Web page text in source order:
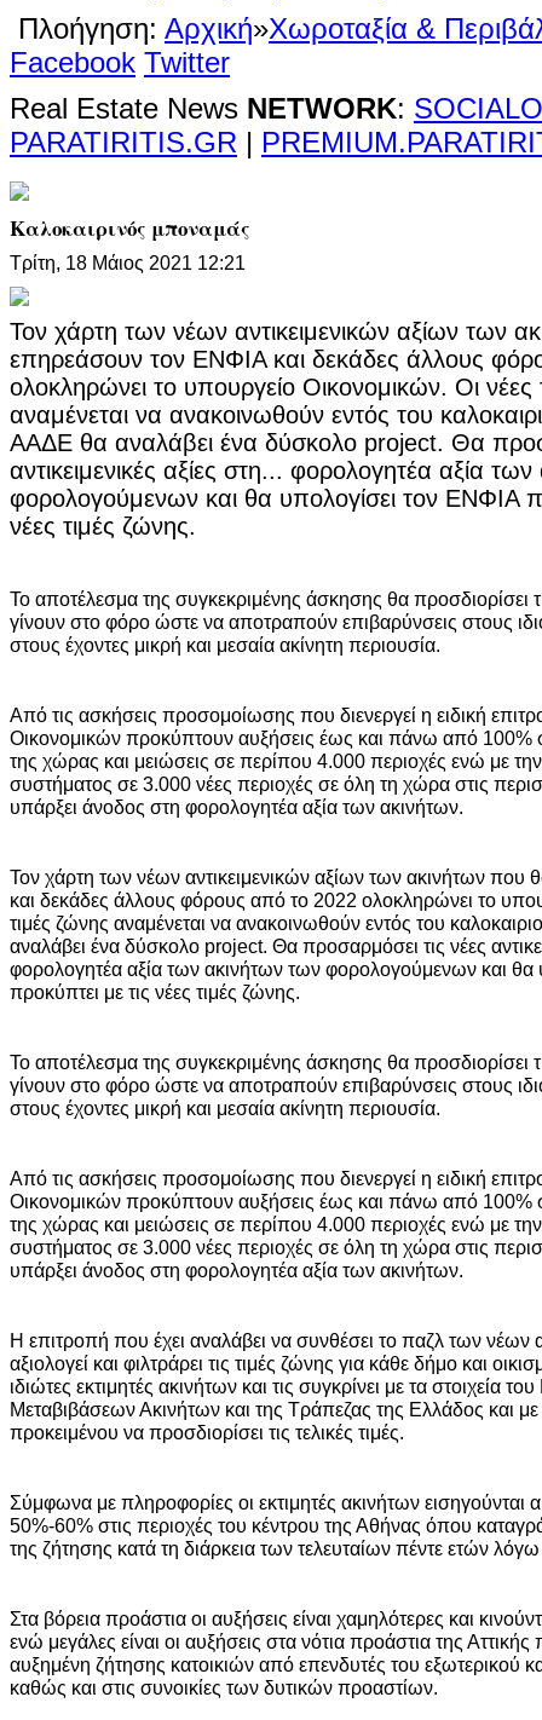
Πλοήγηση: Αρχική»Χωροταξία &
Facebook Twitter
Real Estate News NETWORK:
PARATIRITIS.GR |
Καλοκαιρινός μποναμάς
Τρίτη, 18 Μάιος 2021 12:21
Τον χάρτη των νέων αντικειμενικών αξίων των
επηρεάσουν τον ΕΝΦΙΑ και δεκάδες άλλους
ολοκληρώνει το υπουργείο Οικονομικών. Οι νέες
αναμένεται να ανακοινωθούν εντός του
ΑΑΔΕ θα αναλάβει ένα δύσκολο project. Θα
αντικειμενικές αξίες στη... φορολογητέα αξία
φορολογούμενων και θα υπολογίσει τον ΕΝΦΙΑ
νέες τιμές ζώνης.
Το αποτέλεσμα της συγκεκριμένης άσκησης θα προσδιορίσει
γίνουν στο φόρο ώστε να αποτραπούν επιβαρύνσεις στους
στους έχοντες μικρή και μεσαία ακίνητη περιουσία.
Από τις ασκήσεις προσομοίωσης που διενεργεί η ειδική
Οικονομικών προκύπτουν αυξήσεις έως και πάνω από 100%
της χώρας και μειώσεις σε περίπου 4.000 περιοχές ενώ με την
συστήματος σε 3.000 νέες περιοχές σε όλη τη χώρα στις
υπάρξει άνοδος στη φορολογητέα αξία των ακινήτων.
Τον χάρτη των νέων αντικειμενικών αξίων των ακινήτων
και δεκάδες άλλους φόρους από το 2022 ολοκληρώνει το
τιμές ζώνης αναμένεται να ανακοινωθούν εντός του
αναλάβει ένα δύσκολο project. Θα προσαρμόσει τις νέες
φορολογητέα αξία των ακινήτων των φορολογούμενων και
προκύπτει με τις νέες τιμές ζώνης.
Το αποτέλεσμα της συγκεκριμένης άσκησης θα προσδιορίσει
γίνουν στο φόρο ώστε να αποτραπούν επιβαρύνσεις στους
στους έχοντες μικρή και μεσαία ακίνητη περιουσία.
Από τις ασκήσεις προσομοίωσης που διενεργεί η ειδική
Οικονομικών προκύπτουν αυξήσεις έως και πάνω από 100%
της χώρας και μειώσεις σε περίπου 4.000 περιοχές ενώ με την
συστήματος σε 3.000 νέες περιοχές σε όλη τη χώρα στις
υπάρξει άνοδος στη φορολογητέα αξία των ακινήτων.
Η επιτροπή που έχει αναλάβει να συνθέσει το παζλ των νέων
αξιολογεί και φιλτράρει τις τιμές ζώνης για κάθε δήμο και
ιδιώτες εκτιμητές ακινήτων και τις συγκρίνει με τα στοιχεία
Μεταβιβάσεων Ακινήτων και της Τράπεζας της Ελλάδος και
προκειμένου να προσδιορίσει τις τελικές τιμές.
Σύμφωνα με πληροφορίες οι εκτιμητές ακινήτων εισηγούνται
50%-60% στις περιοχές του κέντρου της Αθήνας όπου
της ζήτησης κατά τη διάρκεια των τελευταίων πέντε ετών
Στα βόρεια προάστια οι αυξήσεις είναι χαμηλότερες και
ενώ μεγάλες είναι οι αυξήσεις στα νότια προάστια της
αυξημένη ζήτησης κατοικιών από επενδυτές του εξωτερικού
καθώς και στις συνοικίες των δυτικών προαστίων.